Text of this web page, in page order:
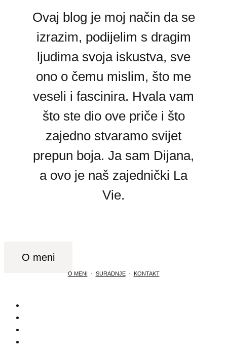
Ovaj blog je moj način da se
izrazim, podijelim s dragim
ljudima svoja iskustva, sve
ono o čemu mislim, što me
veseli i fascinira. Hvala vam
što ste dio ove priče i što
zajedno stvaramo svijet
prepun boja. Ja sam Dijana,
a ovo je naš zajednički La
Vie.
O meni
O MENI · SURADNJE· KONTAKT